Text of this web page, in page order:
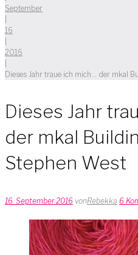
September
16
2016
Dieses Jahr traue ich mich… der mkal
Dieses Jahr
der mkal
Stephen West
16. September 2016 vonRebekka 6